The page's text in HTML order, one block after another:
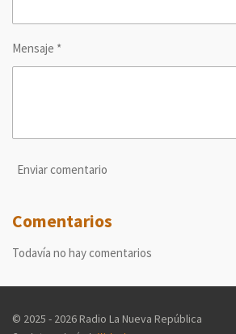
Mensaje *
Enviar comentario
Comentarios
Todavía no hay comentarios
© 2025 - 2026 Radio La Nueva República